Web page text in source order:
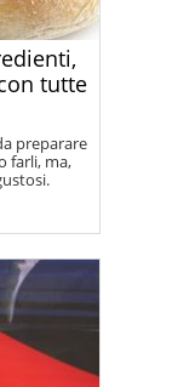
tutte
preparare
farli, ma,